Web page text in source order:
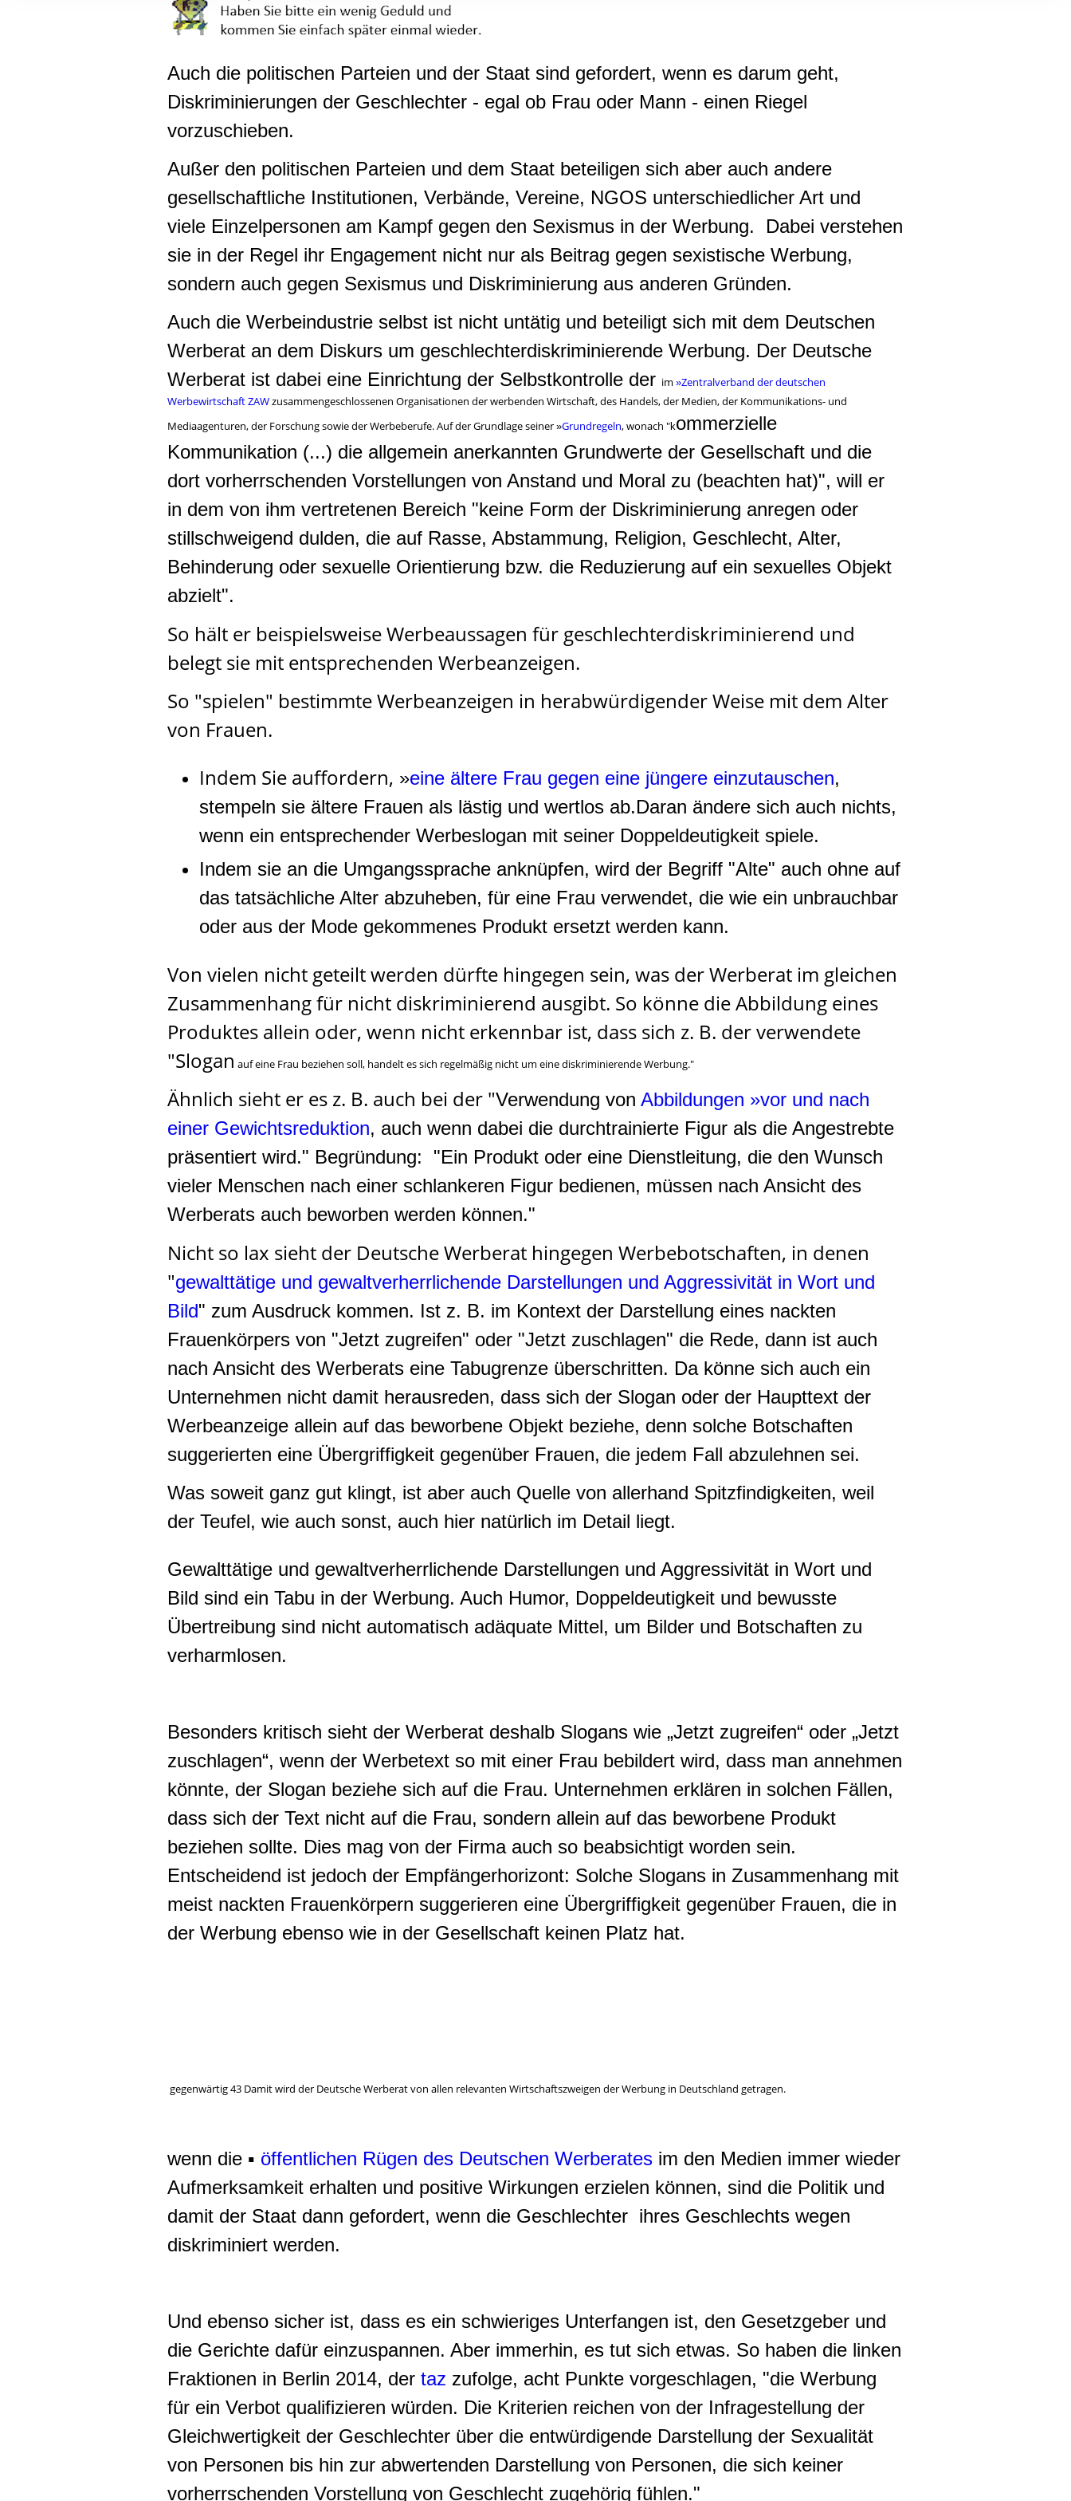
Informationen zu Ihrer Verwendung unserer Website an unsere Partner für soziale Medien, Werbung
und Analysen weiter. Unsere Partner führen diese Informationen möglicherweise mit weiteren Daten
gesammelt haben.
Auch die politischen Parteien und der Staat sind gefordert, wenn es darum geht,
Diskriminierungen der Geschlechter - egal ob Frau oder Mann - einen Riegel
vorzuschieben.
Außer den politischen Parteien und dem Staat beteiligen sich aber auch andere
gesellschaftliche Institutionen, Verbände, Vereine, NGOS unterschiedlicher Art und
viele Einzelpersonen am Kampf gegen den Sexismus in der Werbung. Dabei verstehen
sie in der Regel ihr Engagement nicht nur als Beitrag gegen sexistische Werbung,
sondern auch gegen Sexismus und Diskriminierung aus anderen Gründen.
Auch die Werbeindustrie selbst ist nicht untätig und beteiligt sich mit dem Deutschen
Werberat an dem Diskurs um geschlechterdiskriminierende Werbung. Der Deutsche
Werberat ist dabei eine Einrichtung der Selbstkontrolle der im »Zentralverband der deutschen
Werbewirtschaft ZAWzusammengeschlossenen Organisationen der werbenden Wirtschaft, des Handels, der Medien, der Kommunikations- und
Mediaagenturen, der Forschung sowie der Werbeberufe. Auf der Grundlage seiner »Grundregeln, wonach "kommerzielle
Kommunikation (...) die allgemein anerkannten Grundwerte der Gesellschaft und die
dort vorherrschenden Vorstellungen von Anstand und Moral zu (beachten hat)", will er
in dem von ihm vertretenen Bereich "keine Form der Diskriminierung anregen oder
stillschweigend dulden, die auf Rasse, Abstammung, Religion, Geschlecht, Alter,
Behinderung oder sexuelle Orientierung bzw. die Reduzierung auf ein sexuelles Objekt
abzielt".
So hält er beispielsweise Werbeaussagen für geschlechterdiskriminierend und
belegt sie mit entsprechenden Werbeanzeigen.
So "spielen" bestimmte Werbeanzeigen in herabwürdigender Weise mit dem Alter
von Frauen.
Indem Sie auffordern, »eine ältere Frau gegen eine jüngere einzutauschen,
stempeln sie ältere Frauen als lästig und wertlos ab.Daran ändere sich auch nichts,
wenn ein entsprechender Werbeslogan mit seiner Doppeldeutigkeit spiele.
Indem sie an die Umgangssprache anknüpfen, wird der Begriff "Alte" auch ohne auf
das tatsächliche Alter abzuheben, für eine Frau verwendet, die wie ein unbrauchbar
oder aus der Mode gekommenes Produkt ersetzt werden kann.
Von vielen nicht geteilt werden dürfte hingegen sein, was der Werberat im gleichen
Zusammenhang für nicht diskriminierend ausgibt. So könne die Abbildung eines
Produktes allein oder, wenn nicht erkennbar ist, dass sich z. B. der verwendete
"Slogan auf eine Frau beziehen soll, handelt es sich regelmäßig nicht um eine diskriminierende Werbung."
Ähnlich sieht er es z. B. auch bei der "Verwendung von Abbildungen »vor und nach
einer Gewichtsreduktion, auch wenn dabei die durchtrainierte Figur als die Angestrebte
präsentiert wird." Begründung: "Ein Produkt oder eine Dienstleitung, die den Wunsch
vieler Menschen nach einer schlankeren Figur bedienen, müssen nach Ansicht des
Werberats auch beworben werden können."
Nicht so lax sieht der Deutsche Werberat hingegen Werbebotschaften, in denen
"gewalttätige und gewaltverherrlichende Darstellungen und Aggressivität in Wort und
Bild" zum Ausdruck kommen. Ist z. B. im Kontext der Darstellung eines nackten
Frauenkörpers von "Jetzt zugreifen" oder "Jetzt zuschlagen" die Rede, dann ist auch
nach Ansicht des Werberats eine Tabugrenze überschritten. Da könne sich auch ein
Unternehmen nicht damit herausreden, dass sich der Slogan oder der Haupttext der
Werbeanzeige allein auf das beworbene Objekt beziehe, denn solche Botschaften
suggerierten eine Übergriffigkeit gegenüber Frauen, die jedem Fall abzulehnen sei.
Was soweit ganz gut klingt, ist aber auch Quelle von allerhand Spitzfindigkeiten, weil
der Teufel, wie auch sonst, auch hier natürlich im Detail liegt.
Gewalttätige und gewaltverherrlichende Darstellungen und Aggressivität in Wort und
Bild sind ein Tabu in der Werbung. Auch Humor, Doppeldeutigkeit und bewusste
Übertreibung sind nicht automatisch adäquate Mittel, um Bilder und Botschaften zu
verharmlosen.
Besonders kritisch sieht der Werberat deshalb Slogans wie „Jetzt zugreifen“ oder „Jetzt
zuschlagen“, wenn der Werbetext so mit einer Frau bebildert wird, dass man annehmen
könnte, der Slogan beziehe sich auf die Frau. Unternehmen erklären in solchen Fällen,
dass sich der Text nicht auf die Frau, sondern allein auf das beworbene Produkt
beziehen sollte. Dies mag von der Firma auch so beabsichtigt worden sein.
Entscheidend ist jedoch der Empfängerhorizont: Solche Slogans in Zusammenhang mit
meist nackten Frauenkörpern suggerieren eine Übergriffigkeit gegenüber Frauen, die in
der Werbung ebenso wie in der Gesellschaft keinen Platz hat.
gegenwärtig 43 Damit wird der Deutsche Werberat von allen relevanten Wirtschaftszweigen der Werbung in Deutschland getragen.
wenn die ▪ öffentlichen Rügen des Deutschen Werberates im den Medien immer wieder
Aufmerksamkeit erhalten und positive Wirkungen erzielen können, sind die Politik und
damit der Staat dann gefordert, wenn die Geschlechter ihres Geschlechts wegen
diskriminiert werden.
Und ebenso sicher ist, dass es ein schwieriges Unterfangen ist, den Gesetzgeber und
die Gerichte dafür einzuspannen. Aber immerhin, es tut sich etwas. So haben die linken
Fraktionen in Berlin 2014, der taz zufolge, acht Punkte vorgeschlagen, "die Werbung
für ein Verbot qualifizieren würden. Die Kriterien reichen von der Infragestellung der
Gleichwertigkeit der Geschlechter über die entwürdigende Darstellung der Sexualität
von Personen bis hin zur abwertenden Darstellung von Personen, die sich keiner
vorherrschenden Vorstellung von Geschlecht zugehörig fühlen."